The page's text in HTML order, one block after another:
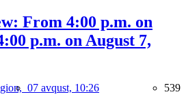
From 4:00 p.m. on
p.m. on August 7,
07 avqust, 10:26 539